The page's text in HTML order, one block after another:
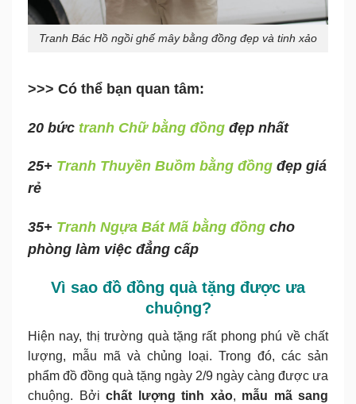
Tranh Bác Hồ ngồi ghế mây bằng đồng đẹp và tinh xảo
>>> Có thể bạn quan tâm:
20 bức tranh Chữ bằng đồng đẹp nhất
25+ Tranh Thuyền Buồm bằng đồng đẹp giá
rẻ
35+ Tranh Ngựa Bát Mã bằng đồng cho
phòng làm việc đẳng cấp
Vì sao đồ đồng quà tặng được ưa
chuộng?
Hiện nay, thị trường quà tặng rất phong phú về chất
lượng, mẫu mã và chủng loại. Trong đó, các sản
phẩm đồ đồng quà tặng ngày 2/9 ngày càng được ưa
chuộng. Bởi chất lượng tinh xảo, mẫu mã sang